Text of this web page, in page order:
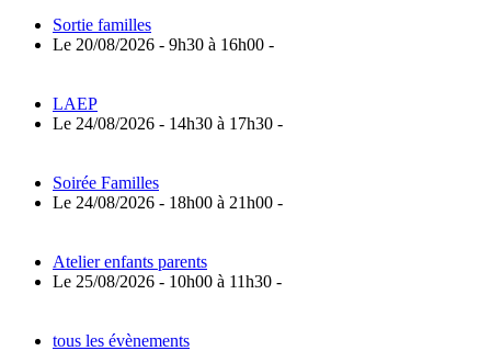
Sortie familles
Le 20/08/2026 - 9h30 à 16h00 -
LAEP
Le 24/08/2026 - 14h30 à 17h30 -
Soirée Familles
Le 24/08/2026 - 18h00 à 21h00 -
Atelier enfants parents
Le 25/08/2026 - 10h00 à 11h30 -
tous les évènements